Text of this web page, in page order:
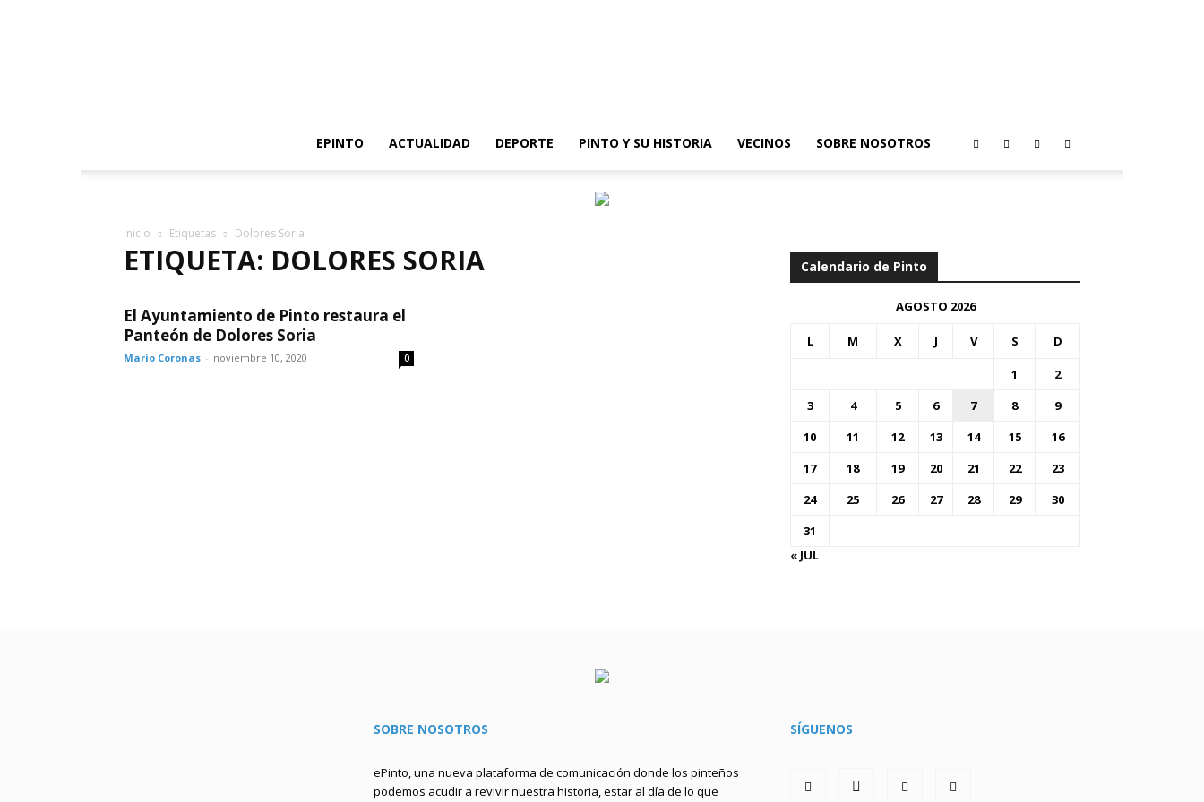
EPINTO
ACTUALIDAD DEPORTE PINTO Y SU HISTORIA VECINOS SOBRE NOSOTROS
Inicio Etiquetas Dolores Soria
ETIQUETA: DOLORES SORIA
El Ayuntamiento de Pinto restaura el
Panteón de Dolores Soria
Mario Coronas - noviembre 10, 2020 0
Calendario de Pinto
AGOSTO 2026
L M X J V S D
1
2
3
4 5 6 7 8
9
10
11 12 13 14 15
16
17
18 19 20 21 22
23
24
25 26 27 28 29
30
31
« JUL
SOBRE NOSOTROS
ePinto, una nueva plataforma de comunicación donde los pinteños
podemos acudir a revivir nuestra historia, estar al día de lo que
SÍGUENOS